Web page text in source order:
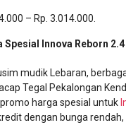
– Rp. 3.014.000.
Spesial Innova Reborn
mudik Lebaran,
Tegal Pekalongan
harga spesial untuk
dengan bunga